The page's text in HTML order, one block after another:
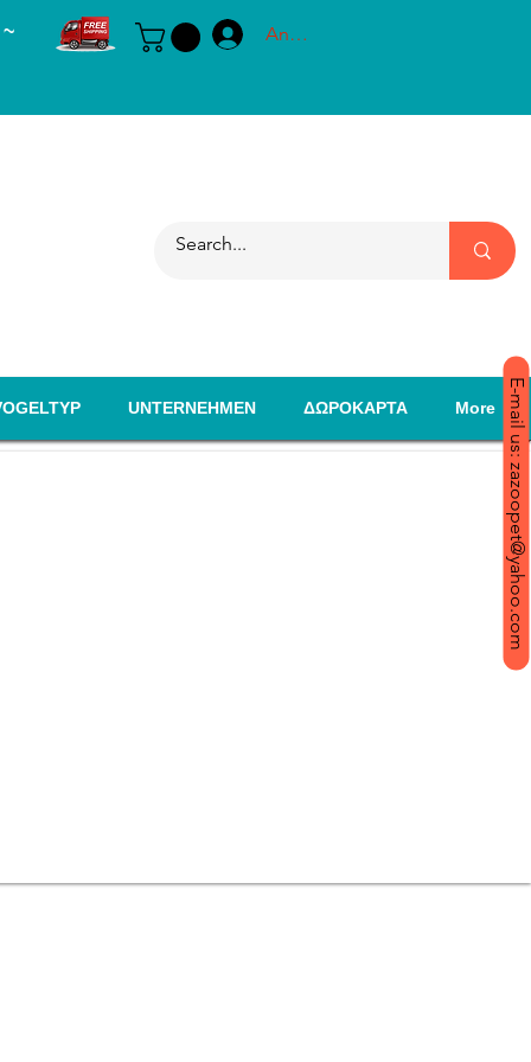
E-mail us: zazoopet@yahoo.com
Anmelden
UNTERNEHMEN ΔΩΡΟΚΑΡΤΑ More